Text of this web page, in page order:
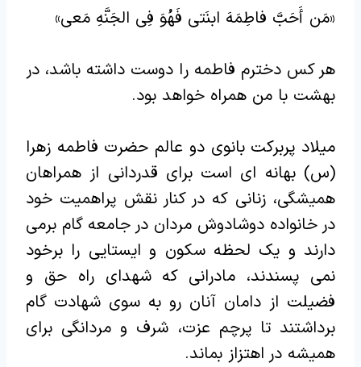
«مَن أَحَبَّ فاطِمَهَ ابنَتی فَهُوَ فِی الجَنَّهِ مَعی»
هر کس دخترم فاطمه را دوست داشته باشد، در
بهشت با من همراه خواهد بود.
میلاد پربرکت بانوی دو عالم حضرت فاطمه زهرا
(س) بهانه ای است برای قدردانی از همراهان
همیشگی، زنانی که در کنار نقش پراهمیت خود
در خانواده دوشادوش مردان در جامعه گام برمی
دارند و یک لحظه سکون و ایستایی را برخود
نمی پسندند، مادرانی که شهدای راه حق و
فضیلت از دامان آنان رو به سوی شهادت گام
برداشتند تا پرچم عزت، شرف و مردانگی برای
همیشه در اهتزاز بماند.